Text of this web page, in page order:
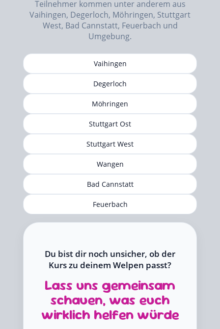
Teilnehmer kommen unter anderem aus
Vaihingen, Degerloch, Möhringen, Stuttgart
West, Bad Cannstatt, Feuerbach und
Umgebung.
Vaihingen
Degerloch
Möhringen
Stuttgart Ost
Stuttgart West
Wangen
Bad Cannstatt
Feuerbach
Du bist dir noch unsicher, ob der
Kurs zu deinem Welpen passt?
Lass uns gemeinsam
schauen, was euch
wirklich helfen würde